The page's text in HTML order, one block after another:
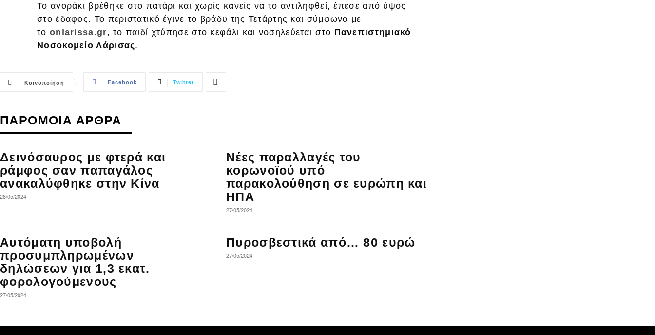
Το αγοράκι βρέθηκε στο πατάρι και χωρίς κανείς να το αντιληφθεί, έπεσε από ύψος
στο έδαφος. Το περιστατικό έγινε το βράδυ της Τετάρτης και σύμφωνα με
το onlarissa.gr, το παιδί χτύπησε στο κεφάλι και νοσηλεύεται στο Πανεπιστημιακό
Νοσοκομείο Λάρισας.
Κοινοποίηση Facebook Twitter
ΠΑΡΟΜΟΙΑ ΑΡΘΡΑ
Δεινόσαυρος με φτερά και
ράμφος σαν παπαγάλος
ανακαλύφθηκε στην Κίνα
28/05/2024
Νέες παραλλαγές του
κορωνοϊού υπό
παρακολούθηση σε ευρώπη και
ΗΠΑ
27/05/2024
Αυτόματη υποβολή
προσυμπληρωμένων
δηλώσεων για 1,3 εκατ.
φορολογούμενους
27/05/2024
Πυροσβεστικά από… 80 ευρώ
27/05/2024